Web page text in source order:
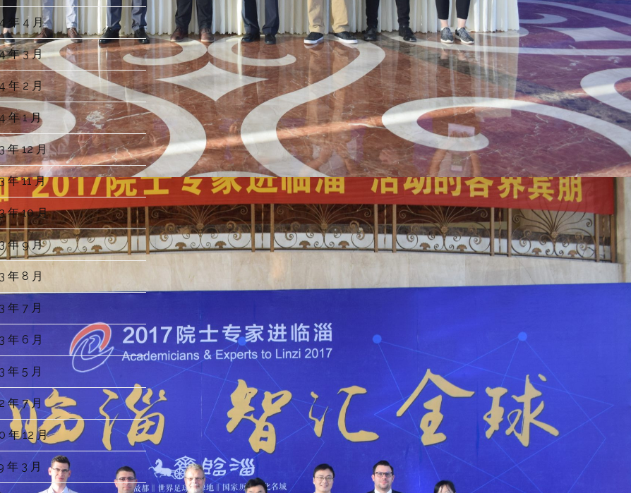
年 4 月
年 3 月
年 2 月
年 1 月
年 12 月
年 11 月
年 10 月
年 9 月
年 8 月
年 7 月
年 6 月
年 5 月
年 7 月
年 12 月
年 3 月